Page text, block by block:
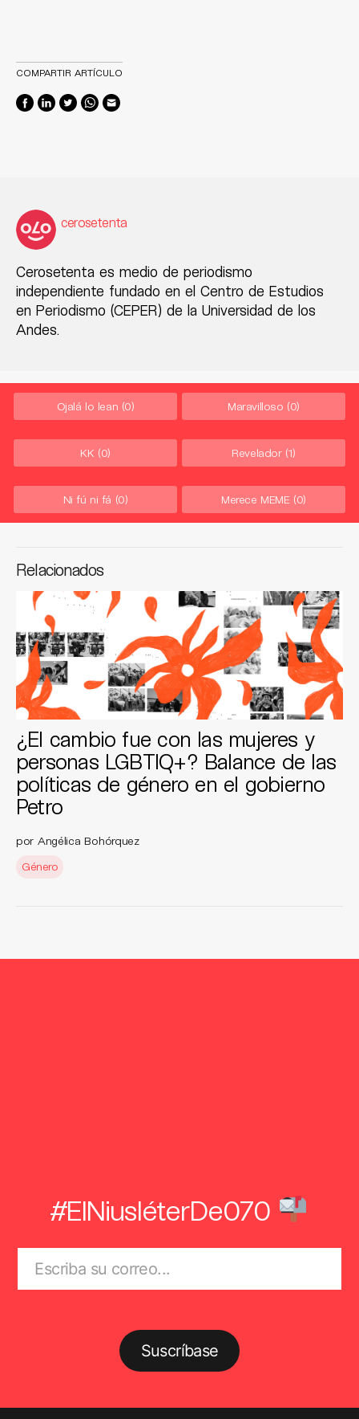
COMPARTIR ARTÍCULO
cerosetenta
Cerosetenta es medio de periodismo
independiente fundado en el Centro de Estudios
en Periodismo (CEPER) de la Universidad de los
Andes.
Ojalá lo lean (0) Maravilloso (0)
KK (0) Revelador (1)
Ni fú ni fá (0) Merece MEME (0)
Relacionados
¿El cambio fue con las mujeres y
personas LGBTIQ+? Balance de las
políticas de género en el gobierno
Petro
por Angélica Bohórquez
Género
#ElNiusléterDe070
Suscríbase